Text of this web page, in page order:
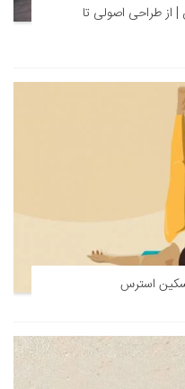
| از طراحی اصولی تا